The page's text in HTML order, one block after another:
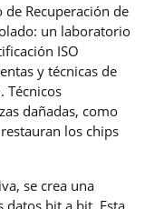
Recuperación de
un laboratorio
ISO
y técnicas de
Técnicos
dañadas, como
los chips
se crea una
datos bit a bit. Esta